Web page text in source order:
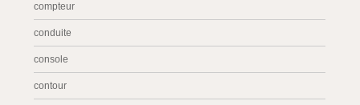
compteur
conduite
console
contour